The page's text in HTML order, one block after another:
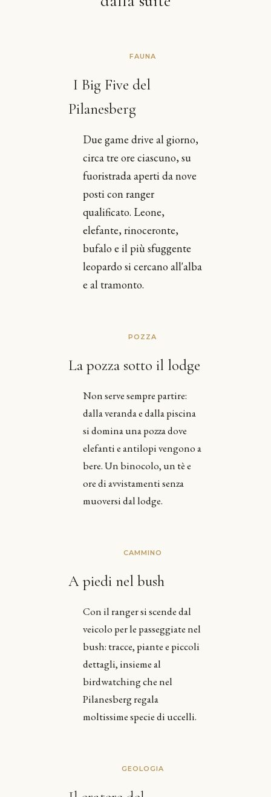
FAUNA
I Big Five del
Pilanesberg
Due game drive al giorno,
circa tre ore ciascuno, su
fuoristrada aperti da nove
posti con ranger
qualificato. Leone,
elefante, rinoceronte,
bufalo e il più sfuggente
leopardo si cercano all'alba
e al tramonto.
POZZA
La pozza sotto il lodge
Non serve sempre partire:
dalla veranda e dalla piscina
si domina una pozza dove
elefanti e antilopi vengono a
bere. Un binocolo, un tè e
ore di avvistamenti senza
muoversi dal lodge.
CAMMINO
A piedi nel bush
Con il ranger si scende dal
veicolo per le passeggiate nel
bush: tracce, piante e piccoli
dettagli, insieme al
birdwatching che nel
Pilanesberg regala
moltissime specie di uccelli.
GEOLOGIA